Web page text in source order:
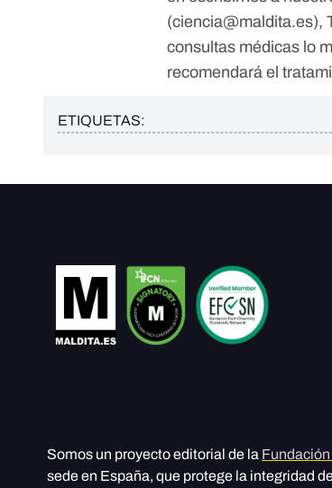
(ciencia@maldita.es),
consultas médicas lo
recomendará el
ETIQUETAS:
Somos un proyecto editorial de la
sede en España, que protege la integridad